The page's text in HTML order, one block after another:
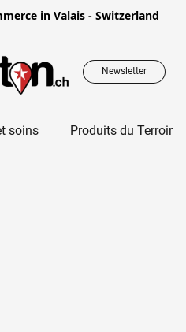
in Valais - Switzerland
Newsletter
soins Produits du Terroir